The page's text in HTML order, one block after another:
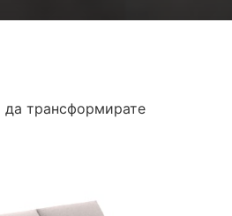
да трансформирате